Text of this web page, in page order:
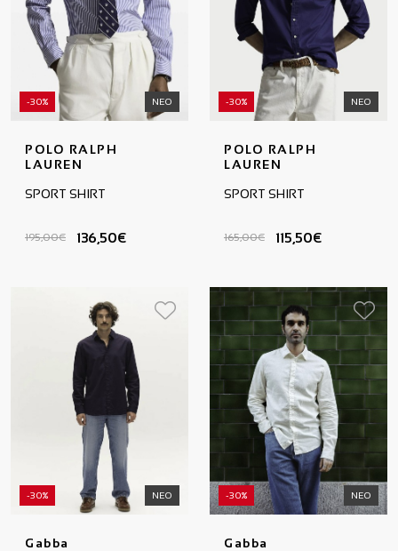
ΝΕΟ
-30%
POLO RALPH
LAUREN
SPORT SHIRT
195,00€ 136,50€
ΝΕΟ
-30%
POLO RALPH
LAUREN
SPORT SHIRT
165,00€ 115,50€
ΝΕΟ
-30%
Gabba
ΝΕΟ
-30%
Gabba